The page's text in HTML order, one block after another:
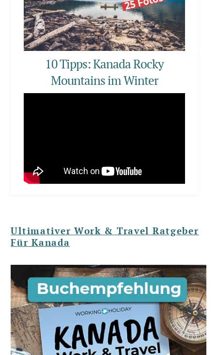
10 Tipps: Kanada Rocky
Mountains im Winter
Ultimativer Work & Travel Ratgeber
Für Kanada